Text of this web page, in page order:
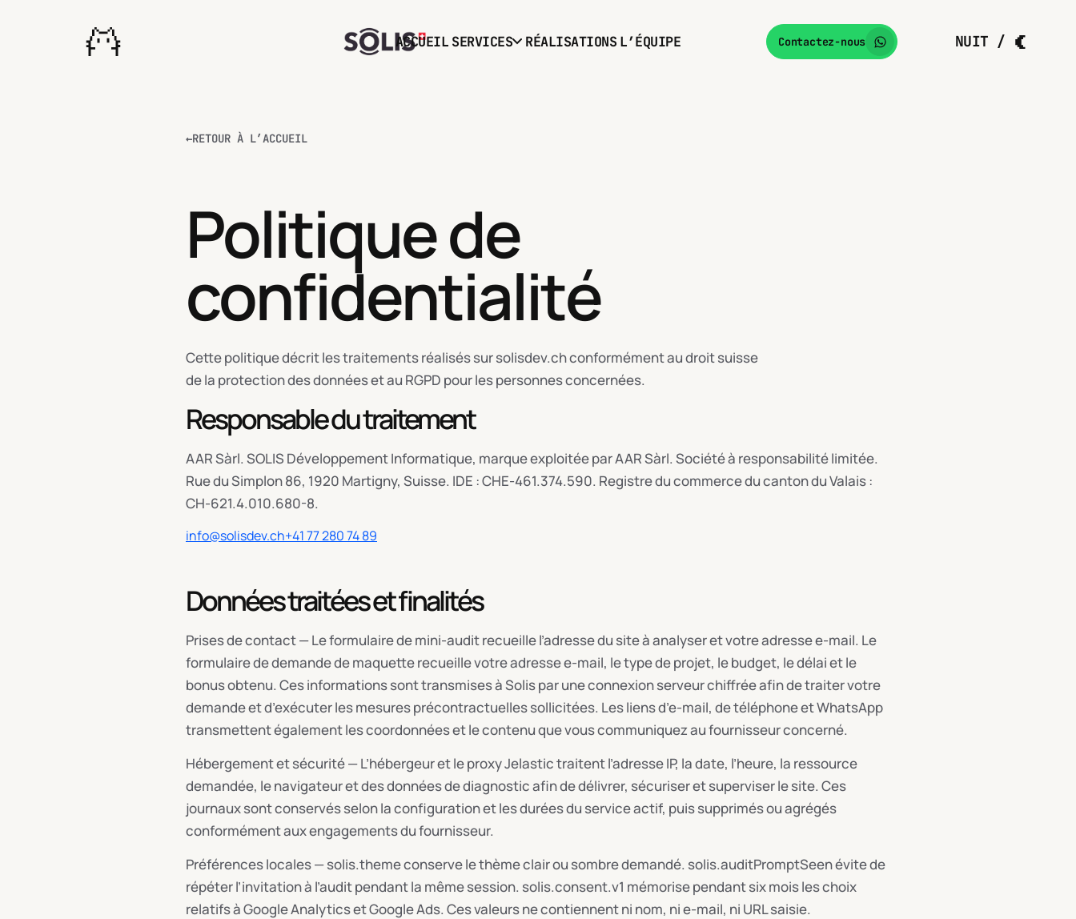
ACCUEIL SERVICES RÉALISATIONS L’ÉQUIPE Contactez-nous NUIT
←RETOUR À L’ACCUEIL
Politique de
confidentialité
Cette politique décrit les traitements réalisés sur solisdev.ch conformément au droit suisse
de la protection des données et au RGPD pour les personnes concernées.
Responsable du traitement
AAR Sàrl. SOLIS Développement Informatique, marque exploitée par AAR Sàrl. Société à responsabilité limitée.
Rue du Simplon 86, 1920 Martigny, Suisse. IDE : CHE-461.374.590. Registre du commerce du canton du Valais :
CH-621.4.010.680-8.
info@solisdev.ch+41 77 280 74 89
Données traitées et finalités
Prises de contact — Le formulaire de mini-audit recueille l’adresse du site à analyser et votre adresse e-mail. Le
formulaire de demande de maquette recueille votre adresse e-mail, le type de projet, le budget, le délai et le
bonus obtenu. Ces informations sont transmises à Solis par une connexion serveur chiffrée afin de traiter votre
demande et d’exécuter les mesures précontractuelles sollicitées. Les liens d’e-mail, de téléphone et WhatsApp
transmettent également les coordonnées et le contenu que vous communiquez au fournisseur concerné.
Hébergement et sécurité — L’hébergeur et le proxy Jelastic traitent l’adresse IP, la date, l’heure, la ressource
demandée, le navigateur et des données de diagnostic afin de délivrer, sécuriser et superviser le site. Ces
journaux sont conservés selon la configuration et les durées du service actif, puis supprimés ou agrégés
conformément aux engagements du fournisseur.
Préférences locales — solis.theme conserve le thème clair ou sombre demandé. solis.auditPromptSeen évite de
répéter l’invitation à l’audit pendant la même session. solis.consent.v1 mémorise pendant six mois les choix
relatifs à Google Analytics et Google Ads. Ces valeurs ne contiennent ni nom, ni e-mail, ni URL saisie.